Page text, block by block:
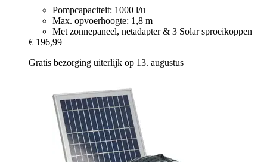
Pompcapaciteit: 1000 l/u
Max. opvoerhoogte: 1,8 m
Met zonnepaneel, netadapter & 3 Solar sproeikoppen
€ 196,99
Gratis bezorging uiterlijk op 13. augustus